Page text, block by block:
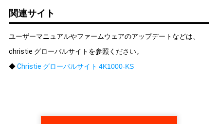
関連サイト
ユーザーマニュアルやファームウェアのアップデートなどは、
christie グローバルサイトを参照ください。
◆Christie グローバルサイト 4K1000-KS